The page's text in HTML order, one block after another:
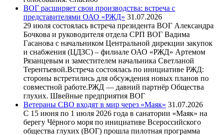
ВОГ расширяет свои производства: встреча с
представителями ОАО «РЖД» 31.07.2026
29 июля состоялась встреча президента ВОГ Александра
Бочкова и руководителя отдела СРП ВОГ Вадима
Гасанова с начальником Центральной дирекции закупок
и снабжения (ЦДЗС) – филиале ОАО «РЖД» Артемом
Рязанцевым и заместителем начальника Светланой
Терентьевой.Встреча состоялась по инициативе РЖД:
стороны встретились для обсуждения новых планов по
совместной работе.РЖД — давний партнёр Общества
глухих. Швейные предприятия ВОГ
Ветераны СВО входят в мир через «Маяк» 31.07.2026
С 15 июня по 1 июля 2026 года в санатории «Маяк» на
берегу Чёрного моря по инициативе Всероссийского
общества глухих (ВОГ) прошла пилотная программа